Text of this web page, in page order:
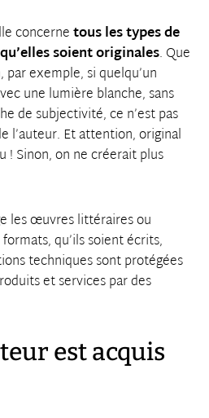
concernetous les types de
soient originales. Que
exemple, si quelqu’un
une lumière blanche, sans
de subjectivité, ce n’est pas
l’auteur. Et attention, original
! Sinon, on ne créerait plus
les œuvres littéraires ou
qu’ils soient écrits,
techniques sont protégées
et services par des
est acquis